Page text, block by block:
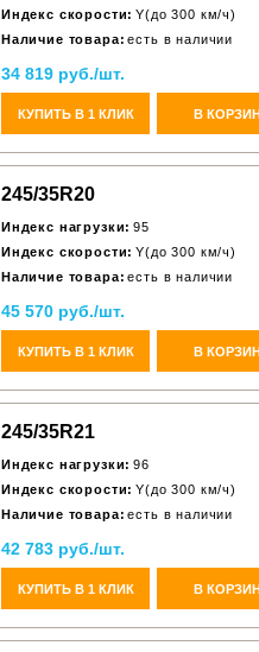
Индекс скорости: Y(до 300 км/ч)
Наличие товара: есть в наличии
34 819 руб./шт.
КУПИТЬ В 1 КЛИК В
245/35R20
Индекс нагрузки: 95
Индекс скорости: Y(до 300 км/ч)
Наличие товара: есть в наличии
45 570 руб./шт.
КУПИТЬ В 1 КЛИК В
245/35R21
Индекс нагрузки: 96
Индекс скорости: Y(до 300 км/ч)
Наличие товара: есть в наличии
42 783 руб./шт.
КУПИТЬ В 1 КЛИК В